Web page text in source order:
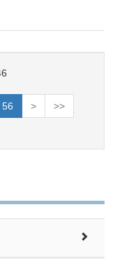
56 > >>